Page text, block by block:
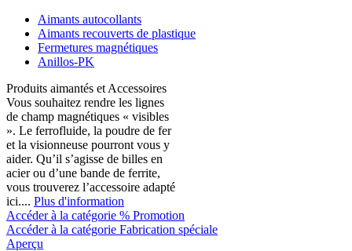
Aimants autocollants
Aimants recouverts de plastique
Fermetures magnétiques
Anillos-PK
Produits aimantés et Accessoires
Vous souhaitez rendre les lignes
de champ magnétiques « visibles
». Le ferrofluide, la poudre de fer
et la visionneuse pourront vous y
aider. Qu’il s’agisse de billes en
acier ou d’une bande de ferrite,
vous trouverez l’accessoire adapté
ici.... Plus d'information
Accéder à la catégorie % Promotion
Accéder à la catégorie Fabrication spéciale
Aperçu